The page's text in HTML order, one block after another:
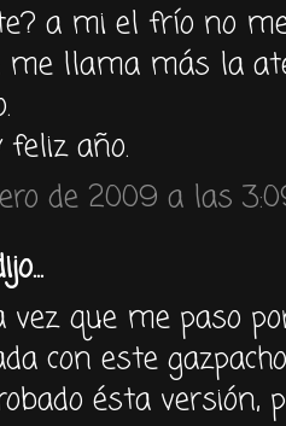
a mi el frío no
me llama más la
feliz año.
de 2009 a las
vez que me paso
con este
ésta versión,